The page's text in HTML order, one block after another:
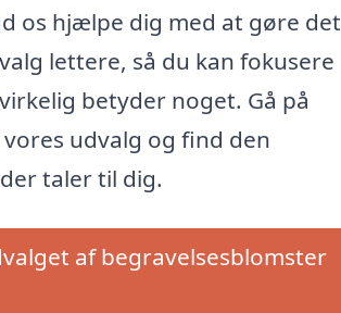
os hjælpe dig med at gøre det
lettere, så du kan fokusere
betyder noget. Gå på
udvalg og find den
taler til dig.
af begravelsesblomster